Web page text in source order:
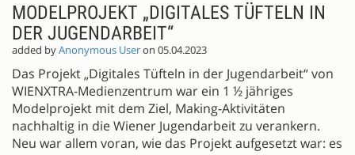
MODELPROJEKT „DIGITALES TÜFTELN IN
DER JUGENDARBEIT“
added byAnonymous Useron 05.04.2023
Das Projekt „Digitales Tüfteln in der Jugendarbeit“ von
WIENXTRA-Medienzentrum war ein 1 ½ jähriges
Modelprojekt mit dem Ziel, Making-Aktivitäten
nachhaltig in die Wiener Jugendarbeit zu verankern.
Neu war allem voran, wie das Projekt aufgesetzt war: es